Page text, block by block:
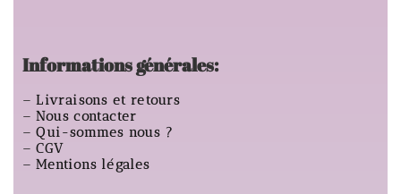
Informations générales:
–Livraisons et retours
–Nous contacter
–Qui-sommes nous ?
–CGV
–Mentions légales